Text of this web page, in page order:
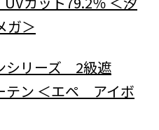
＞
シリーズ 2級遮
テン ＜エペ アイボ